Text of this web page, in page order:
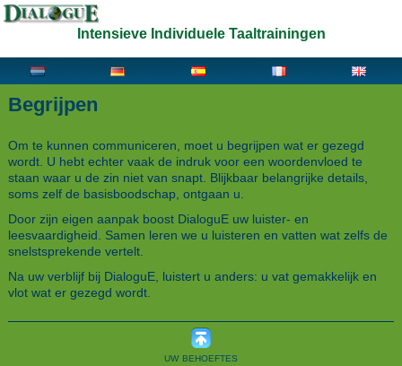
Intensieve Individuele Taaltrainingen
Begrijpen
Om te kunnen communiceren, moet u begrijpen wat er gezegd
wordt. U hebt echter vaak de indruk voor een woordenvloed te
staan waar u de zin niet van snapt. Blijkbaar belangrijke details,
soms zelf de basisboodschap, ontgaan u.
Door zijn eigen aanpak boost DialoguE uw luister- en
leesvaardigheid. Samen leren we u luisteren en vatten wat zelfs de
snelstsprekende vertelt.
Na uw verblijf bij DialoguE, luistert u anders: u vat gemakkelijk en
vlot wat er gezegd wordt.
uw behoeftes